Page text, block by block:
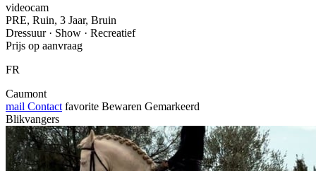
videocam
PRE, Ruin, 3 Jaar, Bruin
Dressuur · Show · Recreatief
Prijs op aanvraag
FR
Caumont
mail Contact favorite Bewaren Gemarkeerd
Blikvangers